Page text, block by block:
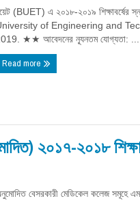
(BUET) এ ২০১৮-২০১৯ শিক্ষাবর্ষের
of Engineering and
★★ আবেদনের ন্যূনতম যোগ্যতা: ...
Read more
২০১৭-২০১৮
বেসরকারী মেডিকেল কলেজ সমূহে